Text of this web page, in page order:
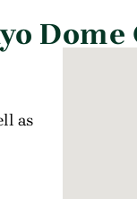
Dome
as